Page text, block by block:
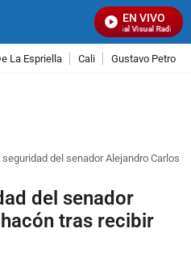
EN VIVO
Señal Visual Radio
La Espriella Cali Gustavo Petro
seguridad del senador Alejandro Carlos
del senador
tras recibir